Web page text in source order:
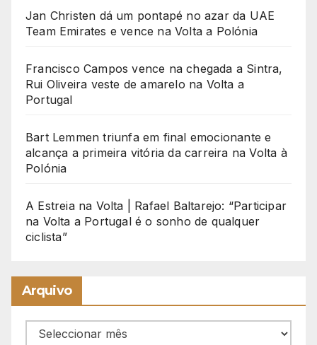
Jan Christen dá um pontapé no azar da UAE
Team Emirates e vence na Volta a Polónia
Francisco Campos vence na chegada a Sintra,
Rui Oliveira veste de amarelo na Volta a
Portugal
Bart Lemmen triunfa em final emocionante e
alcança a primeira vitória da carreira na Volta à
Polónia
A Estreia na Volta | Rafael Baltarejo: “Participar
na Volta a Portugal é o sonho de qualquer
ciclista”
Arquivo
Arquivo